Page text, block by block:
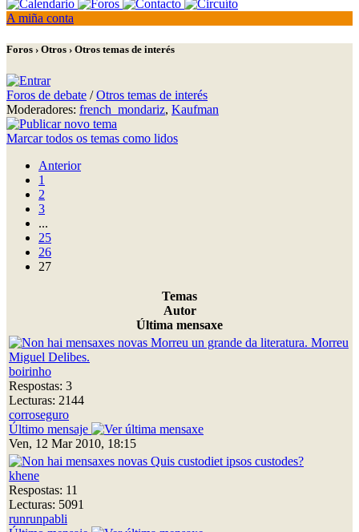
A miña conta
Foros › Otros › Otros temas de interés
Foros de debate /Otros temas de interés
Moderadores: french_mondariz, Kaufman
Marcar todos os temas como lidos
Anterior
1
2
3
...
25
26
27
Temas
Autor
Última mensaxe
Morreu un grande da literatura. Morreu
Miguel Delibes.
boirinho
Respostas: 3
Lecturas: 2144
corroseguro
Último mensaje
Ven, 12 Mar 2010, 18:15
Quis custodiet ipsos custodes?
khene
Respostas: 11
Lecturas: 5091
runrunpabli